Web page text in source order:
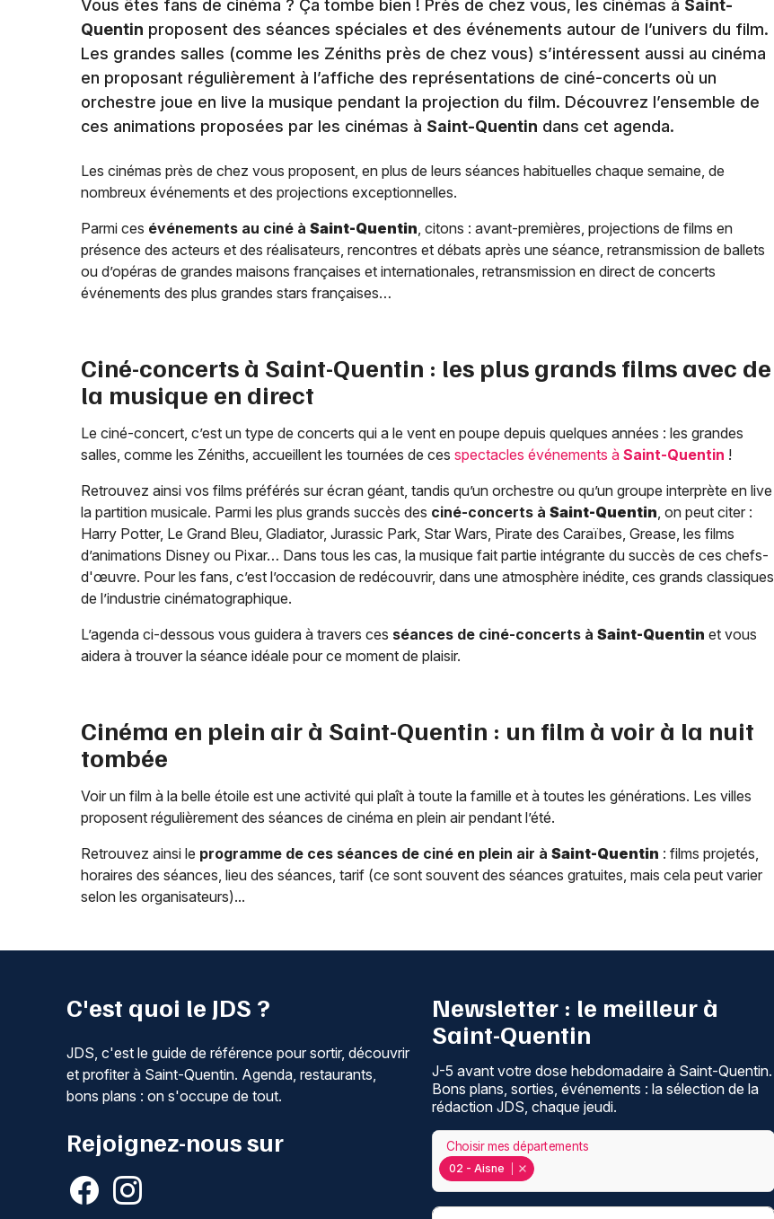
Vous êtes fans de cinéma ? Ça tombe bien ! Près de chez vous, les cinémas à Saint-
Quentin proposent des séances spéciales et des événements autour de l’univers du film.
Les grandes salles (comme les Zéniths près de chez vous) s’intéressent aussi au cinéma
en proposant régulièrement à l’affiche des représentations de ciné-concerts où un
orchestre joue en live la musique pendant la projection du film. Découvrez l’ensemble de
ces animations proposées par les cinémas à Saint-Quentin dans cet agenda.
Les cinémas près de chez vous proposent, en plus de leurs séances habituelles chaque semaine, de
nombreux événements et des projections exceptionnelles.
Parmi ces événements au ciné à Saint-Quentin, citons : avant-premières, projections de films en
présence des acteurs et des réalisateurs, rencontres et débats après une séance, retransmission de ballets
ou d’opéras de grandes maisons françaises et internationales, retransmission en direct de concerts
événements des plus grandes stars françaises…
Ciné-concerts à Saint-Quentin : les plus grands films avec de
la musique en direct
Le ciné-concert, c’est un type de concerts qui a le vent en poupe depuis quelques années : les grandes
salles, comme les Zéniths, accueillent les tournées de ces spectacles événements à Saint-Quentin !
Retrouvez ainsi vos films préférés sur écran géant, tandis qu’un orchestre ou qu’un groupe interprète en live
la partition musicale. Parmi les plus grands succès des ciné-concerts à Saint-Quentin, on peut citer :
Harry Potter, Le Grand Bleu, Gladiator, Jurassic Park, Star Wars, Pirate des Caraïbes, Grease, les films
d’animations Disney ou Pixar… Dans tous les cas, la musique fait partie intégrante du succès de ces chefs-
d'œuvre. Pour les fans, c’est l’occasion de redécouvrir, dans une atmosphère inédite, ces grands classiques
de l’industrie cinématographique.
L’agenda ci-dessous vous guidera à travers ces séances de ciné-concerts à Saint-Quentin et vous
aidera à trouver la séance idéale pour ce moment de plaisir.
Cinéma en plein air à Saint-Quentin : un film à voir à la nuit
tombée
Voir un film à la belle étoile est une activité qui plaît à toute la famille et à toutes les générations. Les villes
proposent régulièrement des séances de cinéma en plein air pendant l’été.
Retrouvez ainsi le programme de ces séances de ciné en plein air à Saint-Quentin : films projetés,
horaires des séances, lieu des séances, tarif (ce sont souvent des séances gratuites, mais cela peut varier
selon les organisateurs)...
C'est quoi le JDS ?
JDS, c'est le guide de référence pour sortir, découvrir
et profiter à Saint-Quentin. Agenda, restaurants,
bons plans : on s'occupe de tout.
Rejoignez-nous sur
Newsletter : le meilleur à
Saint-Quentin
J-5 avant votre dose hebdomadaire à Saint-Quentin.
Bons plans, sorties, événements : la sélection de la
rédaction JDS, chaque jeudi.
02 - Aisne
Choisir mes départements